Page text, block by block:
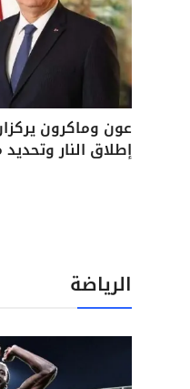
عون وماكرون
إطلاق النار
الرياضة